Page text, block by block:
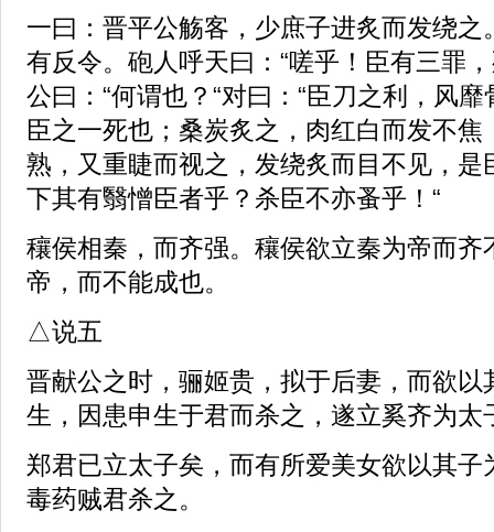
一曰：晋平公觞客，少庶子进炙而发绕之
有反令。砲人呼天曰：“嗟乎！臣有三罪
公曰：“何谓也？“对曰：“臣刀之利，风
臣之一死也；桑炭炙之，肉红白而发不
熟，又重睫而视之，发绕炙而目不见，是
下其有翳憎臣者乎？杀臣不亦蚤乎！“
穰侯相秦，而齐强。穰侯欲立秦为帝而齐
帝，而不能成也。
△说五
晋献公之时，骊姬贵，拟于后妻，而欲以
生，因患申生于君而杀之，遂立奚齐为太
郑君已立太子矣，而有所爱美女欲以其子
毒药贼君杀之。